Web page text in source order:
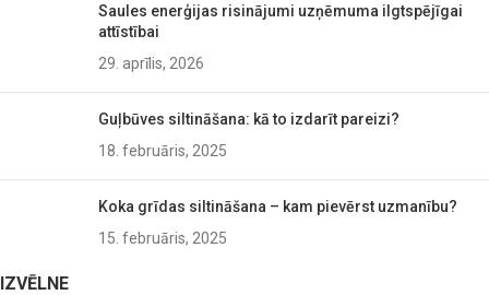
Saules enerģijas risinājumi uzņēmuma ilgtspējīgai
attīstībai
29. aprīlis, 2026
Guļbūves siltināšana: kā to izdarīt pareizi?
18. februāris, 2025
Koka grīdas siltināšana – kam pievērst uzmanību?
15. februāris, 2025
IZVĒLNE